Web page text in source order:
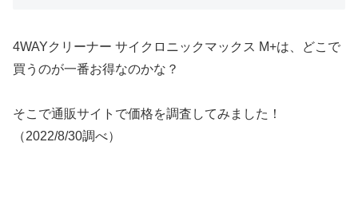
4WAYクリーナー サイクロニックマックス M+は、どこで
買うのが一番お得なのかな？
そこで通販サイトで価格を調査してみました！
（2022/8/30調べ）